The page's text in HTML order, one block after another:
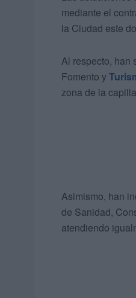
mediante el
la Ciudad este
Al respecto, han
Fomento y
zona de la
Asimismo, han
de Sanidad,
atendiendo